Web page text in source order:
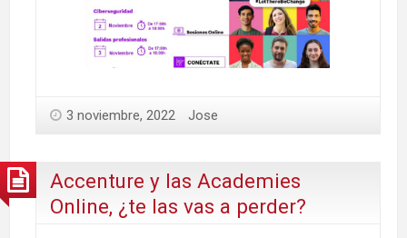
3 noviembre, 2022 Jose
Accenture y las Academies
Online, ¿te las vas a perder?